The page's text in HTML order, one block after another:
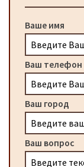
Ваше имя
Ваш телефон
Ваш город
Ваш вопрос